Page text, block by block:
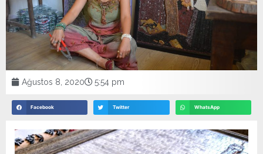
Ağustos 8, 2020 5:54 pm
Facebook Twitter WhatsApp